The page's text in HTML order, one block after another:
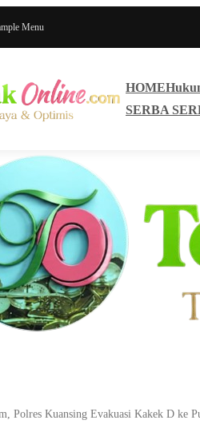
Menu
HOME
SERBA
Polres Kuansing Evakuasi Kakek D ke